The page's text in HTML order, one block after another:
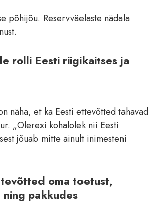
põhijõu. Reservväelaste nädala
rolli Eesti riigikaitses ja
näha, et ka Eesti ettevõtted tahavad
„Olerexi kohalolek nii Eesti
jõuab mitte ainult inimesteni
oma toetust,
pakkudes